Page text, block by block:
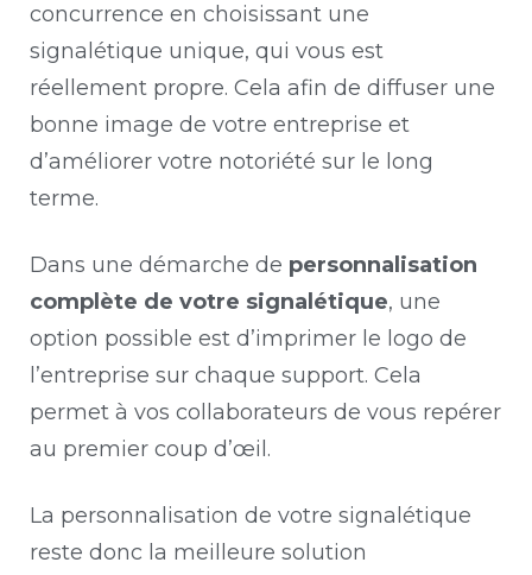
concurrence en choisissant une
signalétique unique, qui vous est
réellement propre. Cela afin de diffuser une
bonne image de votre entreprise et
d’améliorer votre notoriété sur le long
terme.
Dans une démarche de personnalisation
complète de votre signalétique, une
option possible est d’imprimer le logo de
l’entreprise sur chaque support. Cela
permet à vos collaborateurs de vous repérer
au premier coup d’œil.
La personnalisation de votre signalétique
reste donc la meilleure solution